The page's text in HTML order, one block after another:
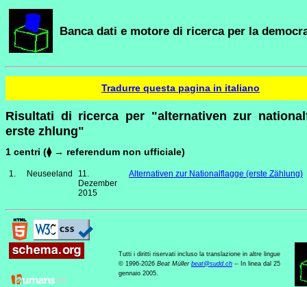
Banca dati e motore di ricerca per la
Tradurre questa pagina in italiano
Risultati di ricerca per "alternativen zur
erste zhlung"
1 centri (⧫ → referendum non ufficiale)
1. Neuseeland
11.
Dezember
2015
Alternativen zur Nationalflagge (erste Zählung)
Tutti i diritti riservati incluso la translazione in altre lingue
© 1996-2026 Beat Müller beat@sudd.ch -- In linea dal 25
gennaio 2005.